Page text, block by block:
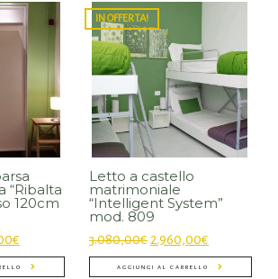
“Ribalta
120cm
€
IN OFFERTA!
Letto a castello
matrimoniale
“Intelligent System”
mod. 809
3.080,00€ 2.960,00€
AGGIUNGI AL CARRELLO